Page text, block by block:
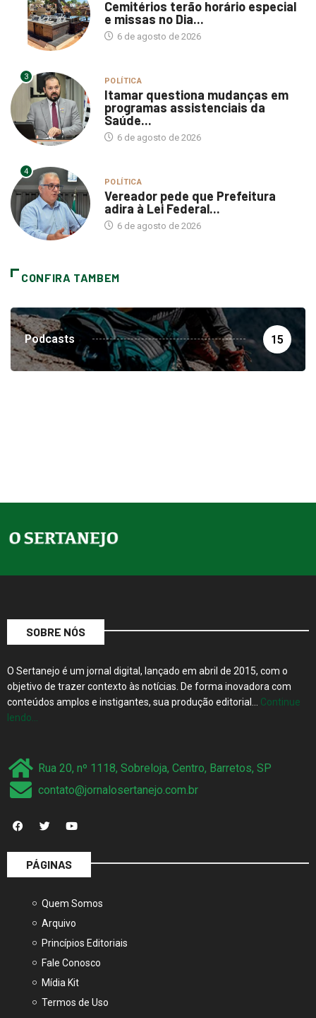
Cemitérios terão horário especial
e missas no Dia...
6 de agosto de 2026
3 POLÍTICA
Itamar questiona mudanças em
programas assistenciais da
Saúde...
6 de agosto de 2026
4
POLÍTICA
Vereador pede que Prefeitura
adira à Lei Federal...
6 de agosto de 2026
CONFIRA TAMBEM
Podcasts 15
SOBRE NÓS
O Sertanejo é um jornal digital, lançado em abril de 2015, com o
objetivo de trazer contexto às notícias. De forma inovadora com
conteúdos amplos e instigantes, sua produção editorial… Continue
lendo…
Rua 20, nº 1118, Sobreloja, Centro, Barretos, SP
contato@jornalosertanejo.com.br
PÁGINAS
Quem Somos
Arquivo
Princípios Editoriais
Fale Conosco
Mídia Kit
Termos de Uso